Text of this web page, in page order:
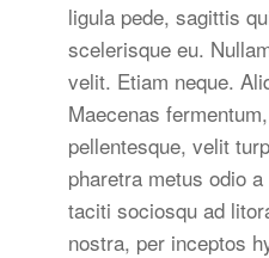
ligula pede, sagittis
scelerisque eu.
velit. Etiam neque.
Maecenas
pellentesque, velit
pharetra metus odio
taciti sociosqu ad
nostra, per inceptos